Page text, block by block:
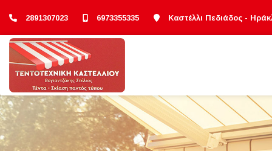
2891307023 6973355335 Καστέλλι Πεδιάδος -